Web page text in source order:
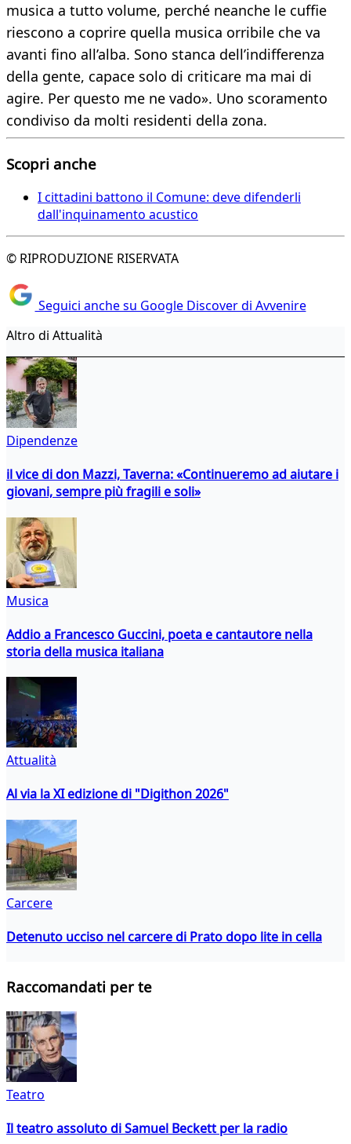
musica a tutto volume, perché neanche le cuffie
riescono a coprire quella musica orribile che va
avanti fino all’alba. Sono stanca dell’indifferenza
della gente, capace solo di criticare ma mai di
agire. Per questo me ne vado». Uno scoramento
condiviso da molti residenti della zona.
Scopri anche
I cittadini battono il Comune: deve difenderli
dall'inquinamento acustico
© RIPRODUZIONE RISERVATA
Seguici anche su Google Discover di Avvenire
Altro di Attualità
Dipendenze
il vice di don Mazzi, Taverna: «Continueremo ad aiutare i
giovani, sempre più fragili e soli»
Musica
Addio a Francesco Guccini, poeta e cantautore nella
storia della musica italiana
Attualità
Al via la XI edizione di "Digithon 2026"
Carcere
Detenuto ucciso nel carcere di Prato dopo lite in cella
Raccomandati per te
Teatro
Il teatro assoluto di Samuel Beckett per la radio